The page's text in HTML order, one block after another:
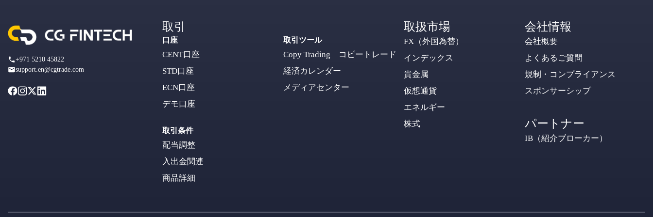
+971 5210 45822
support.en@cgtrade.com
取引
口座
CENT口座
STD口座
ECN口座
デモ口座
取引条件
配当調整
入出金関連
商品詳細
取引ツール
Copy Trading コピートレード
経済カレンダー
メディアセンター
取扱市場
FX（外国為替）
インデックス
貴金属
仮想通貨
エネルギー
株式
会社情報
会社概要
よくあるご質問
規制・コンプライアンス
スポンサーシップ
パートナー
IB（紹介ブローカー）